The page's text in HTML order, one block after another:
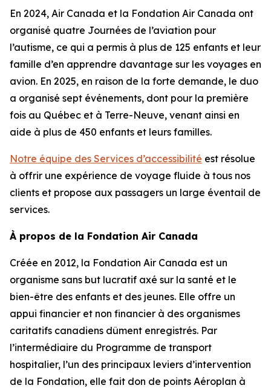
En 2024, Air Canada et la Fondation Air Canada ont
organisé quatre Journées de l’aviation pour
l’autisme, ce qui a permis à plus de 125 enfants et leur
famille d’en apprendre davantage sur les voyages en
avion. En 2025, en raison de la forte demande, le duo
a organisé sept événements, dont pour la première
fois au Québec et à Terre-Neuve, venant ainsi en
aide à plus de 450 enfants et leurs familles.
Notre équipe des Services d’accessibilité est résolue
à offrir une expérience de voyage fluide à tous nos
clients et propose aux passagers un large éventail de
services.
À propos de la Fondation Air Canada
Créée en 2012, la Fondation Air Canada est un
organisme sans but lucratif axé sur la santé et le
bien-être des enfants et des jeunes. Elle offre un
appui financier et non financier à des organismes
caritatifs canadiens dûment enregistrés. Par
l’intermédiaire du Programme de transport
hospitalier, l’un des principaux leviers d’intervention
de la Fondation, elle fait don de points Aéroplan à